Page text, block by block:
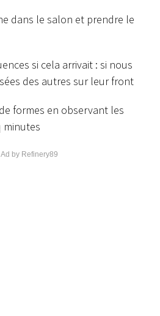
dans le salon et prendre le
si cela arrivait : si nous
des autres sur leur front
formes en observant les
minutes
by Refinery89